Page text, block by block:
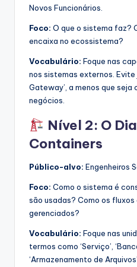
Novos Funcionários.
Foco: O que o sistema faz?
encaixa no ecossistema?
Vocabulário: Foque nas
nos sistemas externos. Evite
Gateway’, a menos que
negócios.
Nível 2: O
Containers
Público-alvo: Engenheiros
Foco: Como o sistema é
são usadas? Como os fluxos
gerenciados?
Vocabulário: Foque nas
termos como ‘Serviço’,
‘Armazenamento de